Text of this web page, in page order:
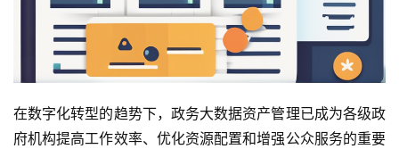
在数字化转型的趋势下，政务大数据资产管理已成为各级政
府机构提高工作效率、优化资源配置和增强公众服务的重要